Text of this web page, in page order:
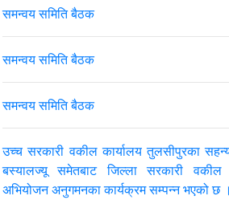
२०७८/०७९ को बैशाख महिनादेखि असार
२०७७/०७८ को माघ महिनादेखि चैत्र
विवरण
सूचनाको हकसम्बन्धी ऐन, २०६४ को दफा ५ को
२०७८/०७९ को कार्तिक महिनादेखि पौष
विवरण
समन्वय समिति बैठक
समन्वय समिति बैठक
समन्वय समिति बैठक
उच्च सरकारी वकील कार्यालय तुलसीपुरका
बस्यालज्यू समेतबाट जिल्ला सरकारी वकील
अभियोजन अनुगमनका कार्यक्रम सम्पन्न भएको छ ।